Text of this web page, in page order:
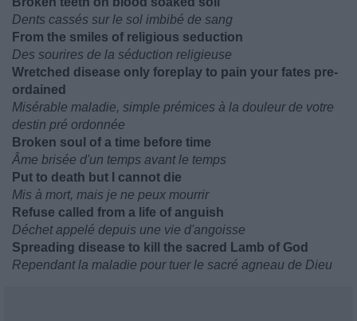
Dents cassés sur le sol imbibé de sang
From the smiles of religious seduction
Des sourires de la séduction religieuse
Wretched disease only foreplay to pain your fates pre-
ordained
Misérable maladie, simple prémices à la douleur de votre
destin pré ordonnée
Broken soul of a time before time
Âme brisée d'un temps avant le temps
Put to death but I cannot die
Mis à mort, mais je ne peux mourrir
Refuse called from a life of anguish
Déchet appelé depuis une vie d'angoisse
Spreading disease to kill the sacred Lamb of God
Rependant la maladie pour tuer le sacré agneau de Dieu